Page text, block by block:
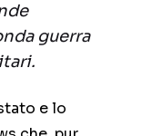
guerra
e lo